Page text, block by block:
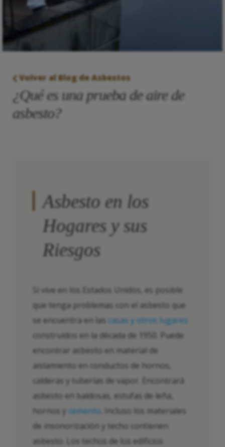
Volver al Blog de Asbestos
¿Qué es una prueba de aire de
asbesto?
Asbesto en los
Hogares y sus
Riesgos
Si vive en los Estados Unidos, es posible
que tenga problemas con el asbesto que
se encuentra en las casas y otros lugares
construidos en la década de 1950. Puede
encontrar asbesto en material de
aislamiento en conductos de hornos,
calderas y tuberías de vapor. Encontrará
asbesto en baldosas, estufas de leña,
hornos y cemento . Incluso los materiales
de insonorización y techo contienen
asbesto. Los techos de los edificios